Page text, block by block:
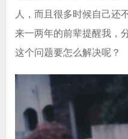
人，而且很多时候自己还
来一两年的前辈提醒我，
这个问题要怎么解决呢？